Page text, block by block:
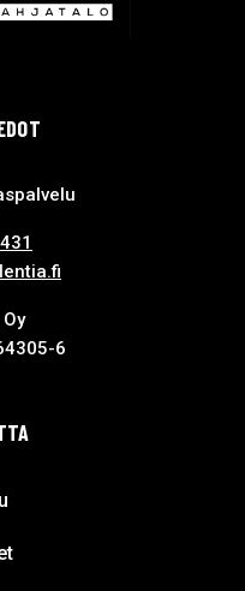
6